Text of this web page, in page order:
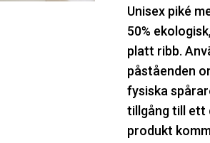
Unisex piké
50%
platt ribb.
påståenden
fysiska
tillgång till ett
produkt